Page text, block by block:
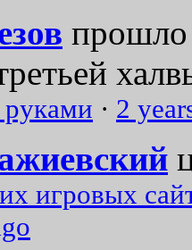
прошло
· 2
игровых